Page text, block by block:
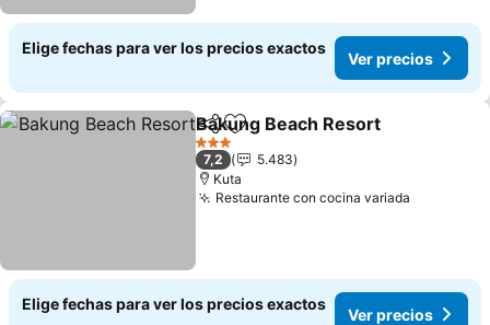
Elige fechas para ver los precios exactos
Ver precios
CompartirAgregar a favoritos
Bakung Beach Resort
3 Estrellas
7,2
5.483
Kuta
Restaurante con cocina variada
Elige fechas para ver los precios exactos
Ver precios